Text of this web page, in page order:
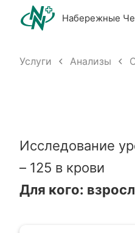
Набережные
Услуги Анализы
Исследование
– 125 в крови
Для кого: